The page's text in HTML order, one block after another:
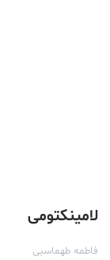
لامینکتومی
فاطمه طهماسبی